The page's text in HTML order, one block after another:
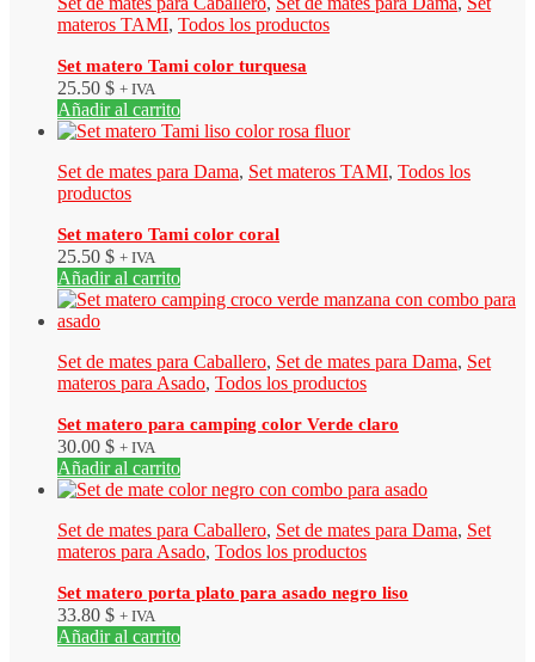
materos TAMI, Todos los productos
Set matero Tami color turquesa
25.50 $ + IVA
Añadir al carrito
Set de mates para Dama, Set materos TAMI, Todos los
productos
Set matero Tami color coral
25.50 $ + IVA
Añadir al carrito
Set de mates para Caballero, Set de mates para Dama, Set
materos para Asado, Todos los productos
Set matero para camping color Verde claro
30.00 $ + IVA
Añadir al carrito
Set de mates para Caballero, Set de mates para Dama, Set
materos para Asado, Todos los productos
Set matero porta plato para asado negro liso
33.80 $ + IVA
Añadir al carrito